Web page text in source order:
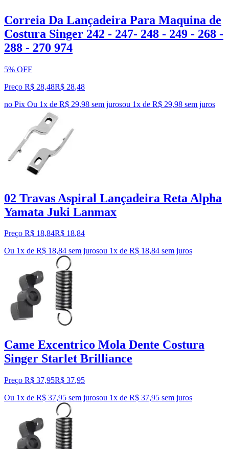
Correia Da Lançadeira Para Maquina de
Costura Singer 242 - 247- 248 - 249 - 268 -
288 - 270 974
5% OFF
Preço R$ 28,48R$ 28,48
no Pix Ou 1x de R$ 29,98 sem jurosou 1x de R$ 29,98 sem juros
02 Travas Aspiral Lançadeira Reta Alpha
Yamata Juki Lanmax
Preço R$ 18,84R$ 18,84
Ou 1x de R$ 18,84 sem jurosou 1x de R$ 18,84 sem juros
Came Excentrico Mola Dente Costura
Singer Starlet Brilliance
Preço R$ 37,95R$ 37,95
Ou 1x de R$ 37,95 sem jurosou 1x de R$ 37,95 sem juros